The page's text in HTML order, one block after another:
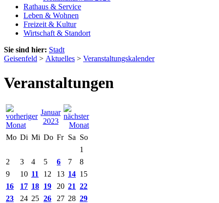
Rathaus & Service
Leben & Wohnen
Freizeit & Kultur
Wirtschaft & Standort
Sie sind hier: Stadt
Geisenfeld > Aktuelles > Veranstaltungskalender
Veranstaltungen
Januar
2023
Mo Di Mi Do Fr Sa So
1
2
3 4 5 6 7
8
9
10 11 12 13 14 15
16
17 18 19 20 21 22
23
24 25 26 27 28 29